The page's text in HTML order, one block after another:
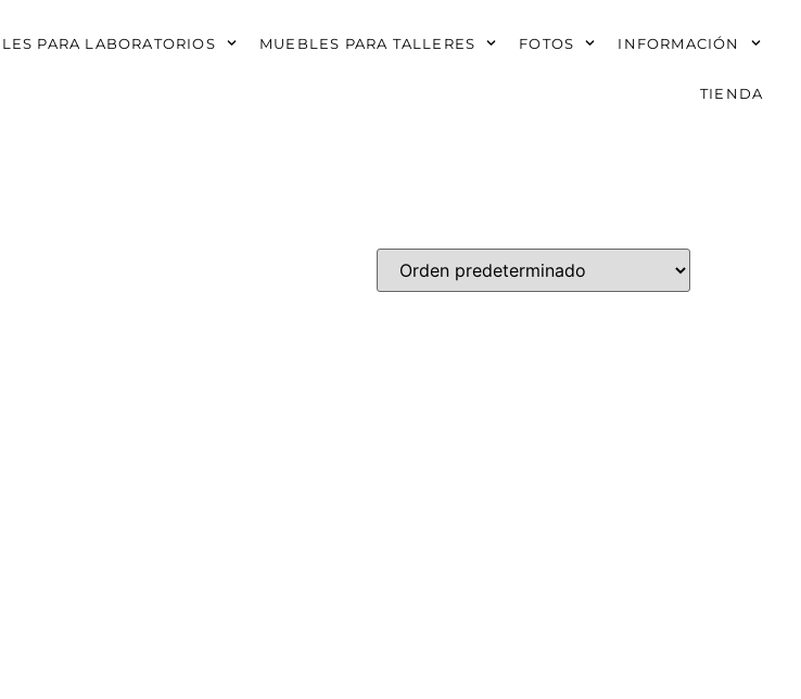
PARA LABORATORIOS MUEBLES PARA TALLERES FOTOS INFORMACIÓN
TIENDA